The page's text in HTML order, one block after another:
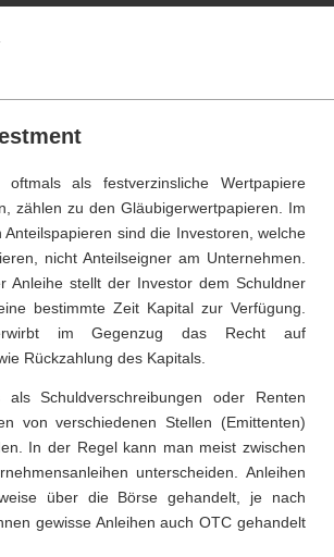
oftmals als festverzinsliche Wertpapiere
zählen zu den Gläubigerwertpapieren. Im
Anteilspapieren sind die Investoren, welche
nicht Anteilseigner am Unternehmen.
Anleihe stellt der Investor dem Schuldner
bestimmte Zeit Kapital zur Verfügung.
im Gegenzug das Recht auf
Rückzahlung des Kapitals.
als Schuldverschreibungen oder Renten
von verschiedenen Stellen (Emittenten)
In der Regel kann man meist zwischen
unterscheiden. Anleihen
über die Börse gehandelt, je nach
gewisse Anleihen auch OTC gehandelt